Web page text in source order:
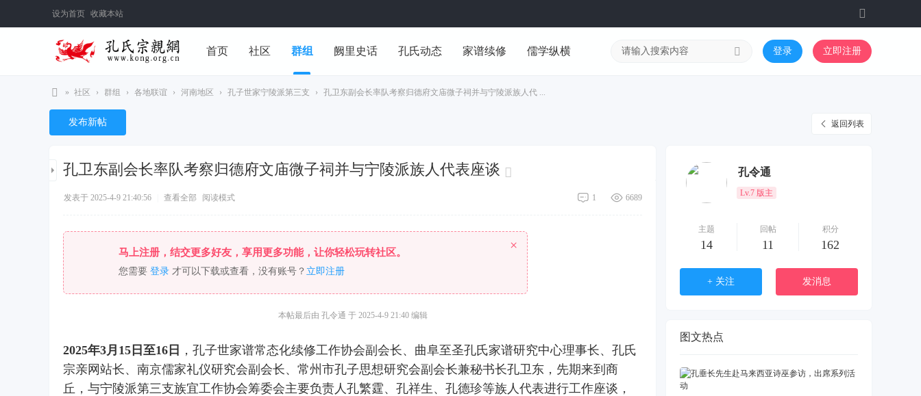
设为首页 收藏本站
切
换
到
宽
首页 社区 群组 阙里史话 孔氏动态 家谱续修 儒学纵横
旧版网站
登录 立即注册
孔
氏
亲
» 社区 › 群组 › 各地联谊 › 河南地区 › 孔子世家宁陵派第三支 › 孔卫东副会长率队考察归德府文庙微子祠并与宁陵派族人代 ...
返回列表
发布新帖
孔卫东副会长率队考察归德府文庙微子祠并与宁陵派族人代表座谈
6689
1
发表于 2025-4-9 21:40:56 查看全部 阅读模式
马上注册，结交更多好友，享用更多功能，让你轻松玩转社区。
您需要 登录 才可以下载或查看，没有账号？ 立即注册
×
本帖最后由 孔令通 于 2025-4-9 21:40 编辑
2025年3月15日至16日 ，孔子世家谱常态化续修工作协会副会长、曲阜至圣孔氏家谱研究中心理事长、孔氏
宗亲网站长、南京儒家礼仪研究会副会长、常州市孔子思想研究会副会长兼秘书长孔卫东，先期来到商
丘，与宁陵派第三支族宜工作协会筹委会主要负责人孔繁霆、孔祥生、孔德珍等族人代表进行工作座谈，
孔令通
Lv.7 版主
主题
14
回帖
11
积分
162
+ 关注 发消息
图文热点